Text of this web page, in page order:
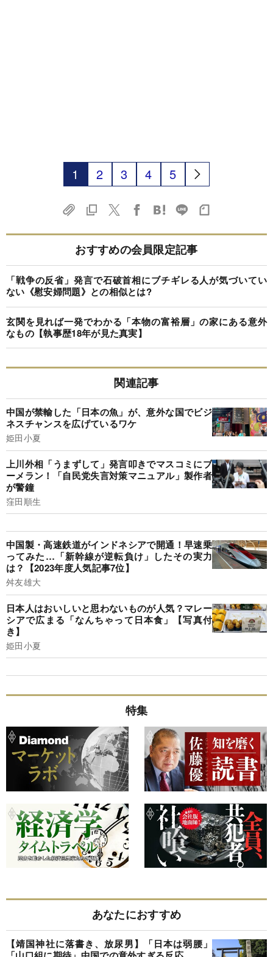
1 2 3 4 5
おすすめの会員限定記事
「戦争の反省」発言で石破首相にブチギレる人が気づいてい
ない《慰安婦問題》との相似とは?
玄関を見れば一発でわかる「本物の富裕層」の家にある意外
なもの【執事歴18年が見た真実】
関連記事
中国が禁輸した「日本の魚」が、意外な国でビジ
ネスチャンスを広げているワケ
姫田小夏
上川外相「うまずして」発言叩きでマスコミにブ
ーメラン！「自民党失言対策マニュアル」製作者
が警鐘
窪田順生
中国製・高速鉄道がインドネシアで開通！早速乗
ってみた…「新幹線が逆転負け」したその実力
は？【2023年度人気記事7位】
舛友雄大
日本人はおいしいと思わないものが人気？マレー
シアで広まる「なんちゃって日本食」【写真付
き】
姫田小夏
特集
あなたにおすすめ
【靖国神社に落書き、放尿男】「日本は弱腰」